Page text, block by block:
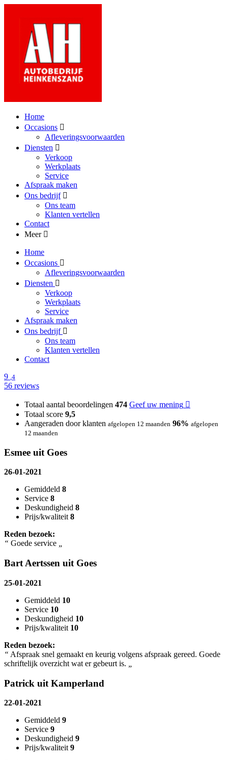
Home
Occasions
Afleveringsvoorwaarden
Diensten
Verkoop
Werkplaats
Service
Afspraak maken
Ons bedrijf
Ons team
Klanten vertellen
Contact
Meer
Home
Occasions
Afleveringsvoorwaarden
Diensten
Verkoop
Werkplaats
Service
Afspraak maken
Ons bedrijf
Ons team
Klanten vertellen
Contact
9 ,4
56 reviews
Totaal aantal beoordelingen 474 Geef uw mening
Totaal score 9,5
Aangeraden door klanten afgelopen 12 maanden 96% afgelopen
12 maanden
Esmee uit Goes
26-01-2021
Gemiddeld 8
Service 8
Deskundigheid 8
Prijs/kwaliteit 8
Reden bezoek:
“ Goede service „
Bart Aertssen uit Goes
25-01-2021
Gemiddeld 10
Service 10
Deskundigheid 10
Prijs/kwaliteit 10
Reden bezoek:
“ Afspraak snel gemaakt en keurig volgens afspraak gereed. Goede
schriftelijk overzicht wat er gebeurt is.
Patrick uit Kamperland
22-01-2021
Gemiddeld 9
Service 9
Deskundigheid 9
Prijs/kwaliteit 9